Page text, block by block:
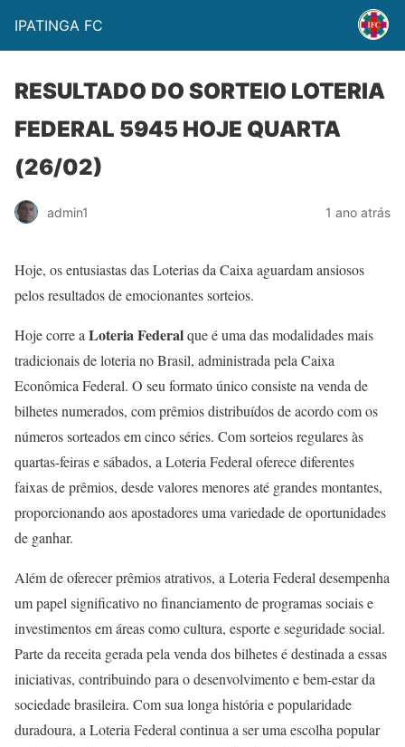
IPATINGA FC
RESULTADO DO SORTEIO LOTERIA
FEDERAL 5945 HOJE QUARTA
(26/02)
admin1 1 ano atrás
Hoje, os entusiastas das Loterias da Caixa aguardam ansiosos
pelos resultados de emocionantes sorteios.
Hoje corre a Loteria Federalque é uma das modalidades mais
tradicionais de loteria no Brasil, administrada pela Caixa
Econômica Federal. O seu formato único consiste na venda de
bilhetes numerados, com prêmios distribuídos de acordo com os
números sorteados em cinco séries. Com sorteios regulares às
quartas-feiras e sábados, a Loteria Federal oferece diferentes
faixas de prêmios, desde valores menores até grandes montantes,
proporcionando aos apostadores uma variedade de oportunidades
de ganhar.
Além de oferecer prêmios atrativos, a Loteria Federal desempenha
um papel significativo no financiamento de programas sociais e
investimentos em áreas como cultura, esporte e seguridade social.
Parte da receita gerada pela venda dos bilhetes é destinada a essas
iniciativas, contribuindo para o desenvolvimento e bem-estar da
sociedade brasileira. Com sua longa história e popularidade
duradoura, a Loteria Federal continua a ser uma escolha popular